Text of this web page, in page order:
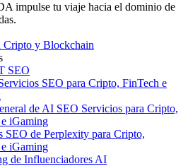
impulse tu viaje hacia el dominio de
Cripto y Blockchain
SEO
SEO para Cripto, FinTech e
de AI SEO Servicios para Cripto,
iGaming
SEO de Perplexity para Cripto,
iGaming
de Influenciadores AI